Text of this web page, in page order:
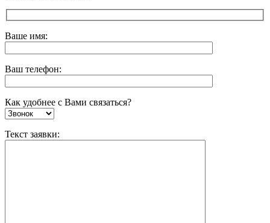
Ваше имя:
Ваш телефон:
Как удобнее с Вами связаться?
Текст заявки: